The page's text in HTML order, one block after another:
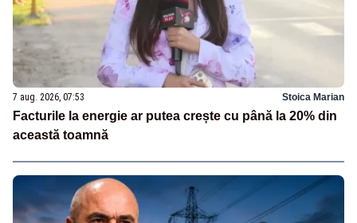
7 aug. 2026, 07:53 Stoica Marian
Facturile la energie ar putea crește cu până la 20% din
această toamnă